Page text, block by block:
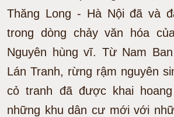
Thăng Long - Hà Nội đã và
trong dòng chảy văn hóa
Nguyên hùng vĩ. Từ Nam
Lán Tranh, rừng rậm nguyên
cỏ tranh đã được khai
những khu dân cư mới với